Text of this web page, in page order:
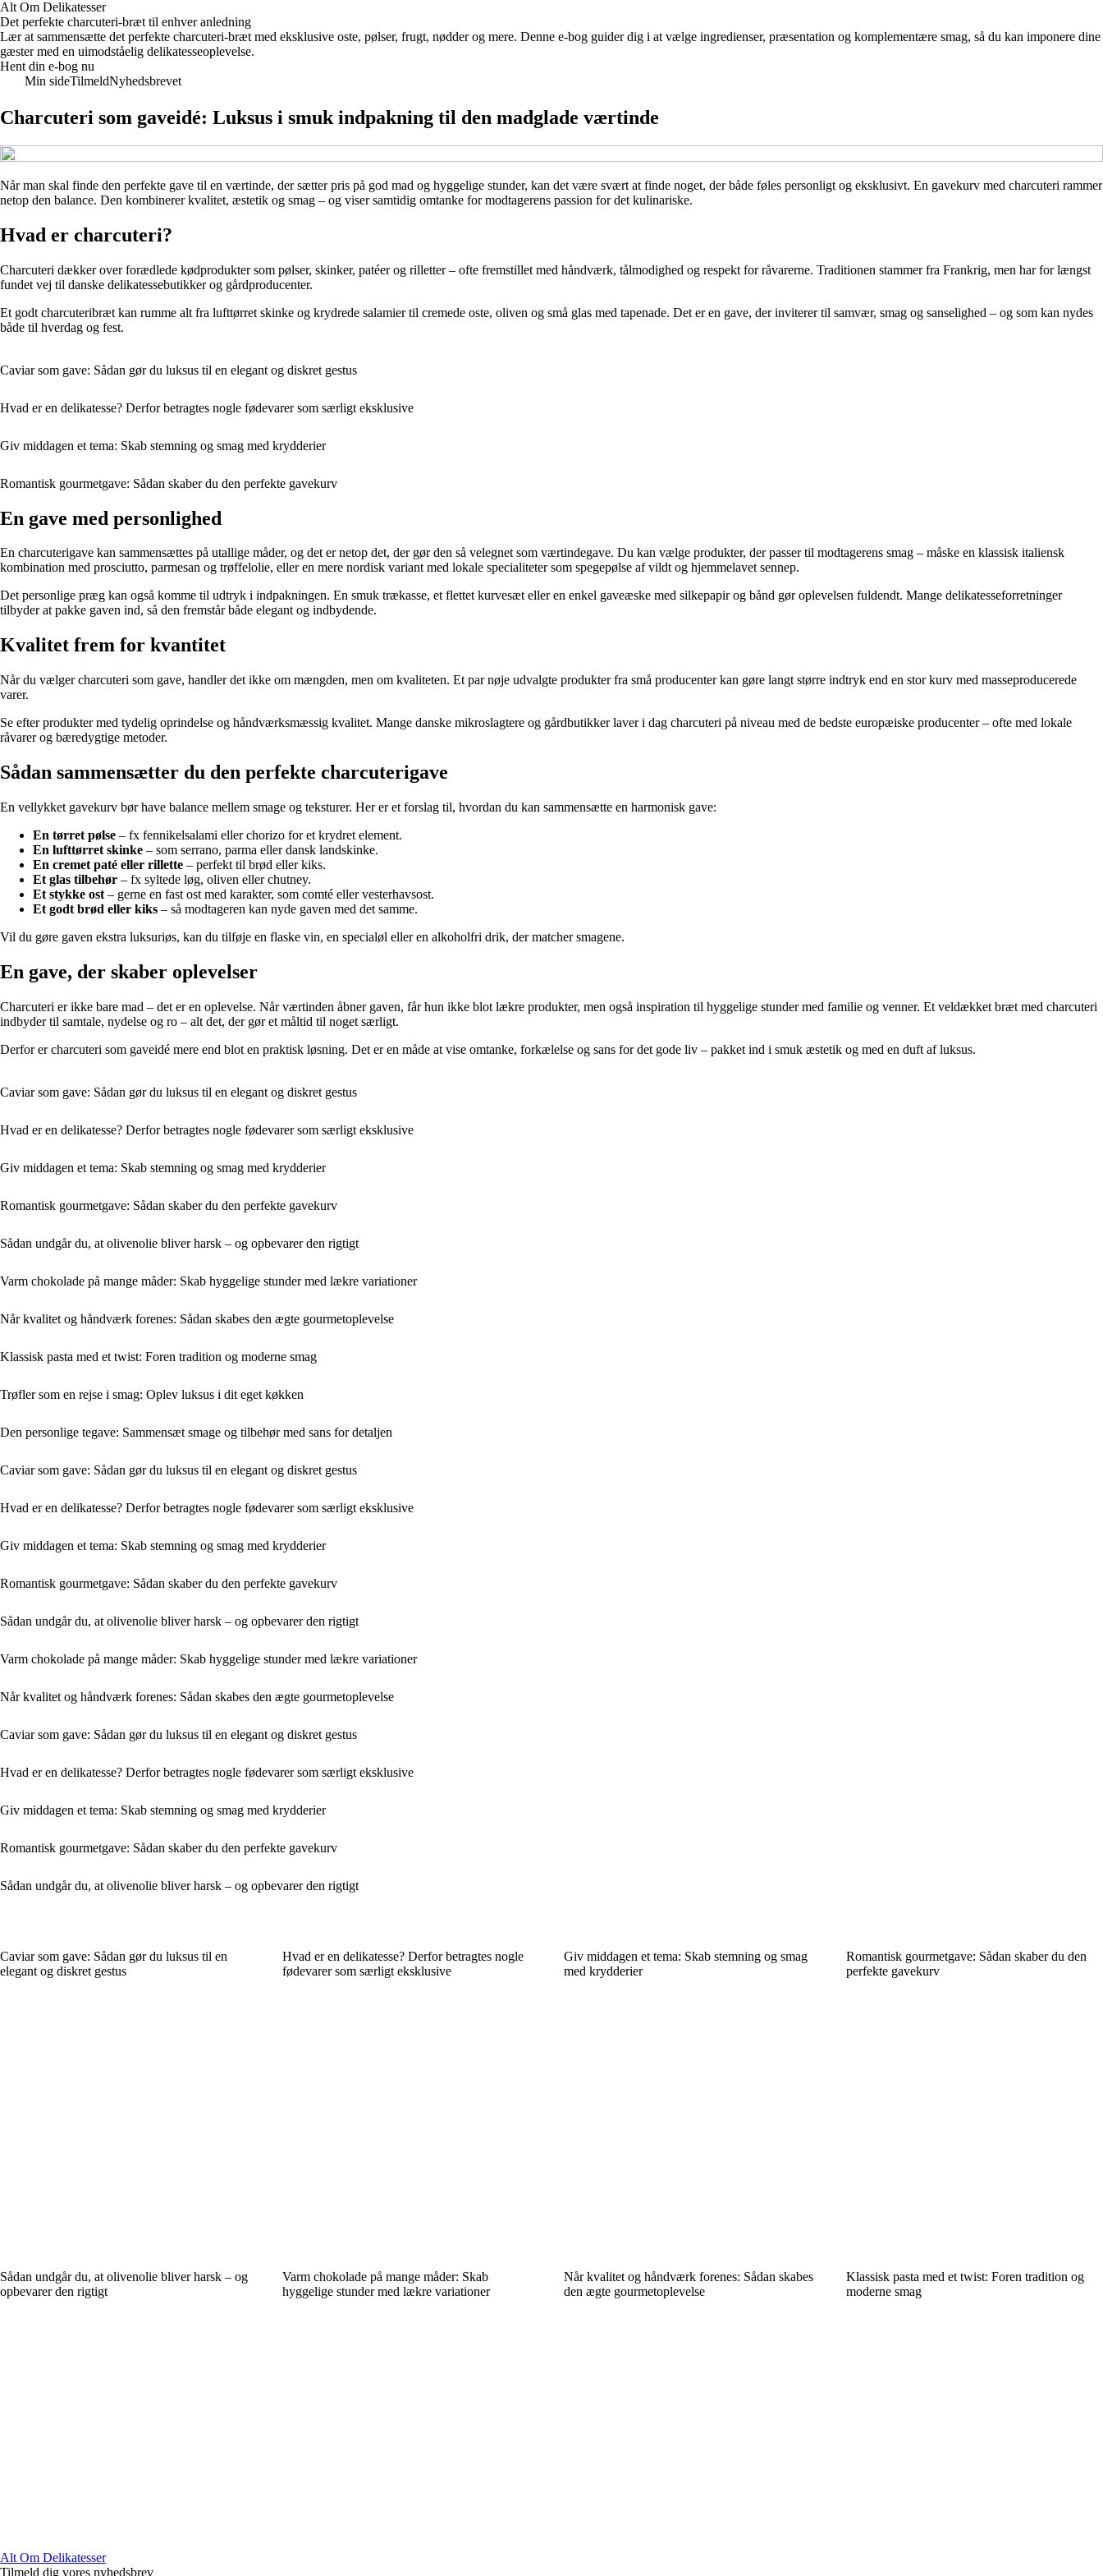
Alt Om Delikatesser
Det perfekte charcuteri-bræt til enhver anledning
Lær at sammensætte det perfekte charcuteri-bræt med eksklusive oste, pølser, frugt, nødder og mere. Denne e-bog guider dig i at vælge ingredienser, præsentation og komplementære smag, så du kan imponere dine
gæster med en uimodståelig delikatesseoplevelse.
Hent din e-bog nu
Min sideTilmeldNyhedsbrevet
Charcuteri som gaveidé: Luksus i smuk indpakning til den madglade værtinde
Når man skal finde den perfekte gave til en værtinde, der sætter pris på god mad og hyggelige stunder, kan det være svært at finde noget, der både føles personligt og eksklusivt. En gavekurv med charcuteri rammer
netop den balance. Den kombinerer kvalitet, æstetik og smag – og viser samtidig omtanke for modtagerens passion for det kulinariske.
Hvad er charcuteri?
Charcuteri dækker over forædlede kødprodukter som pølser, skinker, patéer og rilletter – ofte fremstillet med håndværk, tålmodighed og respekt for råvarerne. Traditionen stammer fra Frankrig, men har for længst
fundet vej til danske delikatessebutikker og gårdproducenter.
Et godt charcuteribræt kan rumme alt fra lufttørret skinke og krydrede salamier til cremede oste, oliven og små glas med tapenade. Det er en gave, der inviterer til samvær, smag og sanselighed – og som kan nydes
både til hverdag og fest.
Caviar som gave: Sådan gør du luksus til en elegant og diskret gestus
Hvad er en delikatesse? Derfor betragtes nogle fødevarer som særligt eksklusive
Giv middagen et tema: Skab stemning og smag med krydderier
Romantisk gourmetgave: Sådan skaber du den perfekte gavekurv
En gave med personlighed
En charcuterigave kan sammensættes på utallige måder, og det er netop det, der gør den så velegnet som værtindegave. Du kan vælge produkter, der passer til modtagerens smag – måske en klassisk italiensk
kombination med prosciutto, parmesan og trøffelolie, eller en mere nordisk variant med lokale specialiteter som spegepølse af vildt og hjemmelavet sennep.
Det personlige præg kan også komme til udtryk i indpakningen. En smuk trækasse, et flettet kurvesæt eller en enkel gaveæske med silkepapir og bånd gør oplevelsen fuldendt. Mange delikatesseforretninger
tilbyder at pakke gaven ind, så den fremstår både elegant og indbydende.
Kvalitet frem for kvantitet
Når du vælger charcuteri som gave, handler det ikke om mængden, men om kvaliteten. Et par nøje udvalgte produkter fra små producenter kan gøre langt større indtryk end en stor kurv med masseproducerede
varer.
Se efter produkter med tydelig oprindelse og håndværksmæssig kvalitet. Mange danske mikroslagtere og gårdbutikker laver i dag charcuteri på niveau med de bedste europæiske producenter – ofte med lokale
råvarer og bæredygtige metoder.
Sådan sammensætter du den perfekte charcuterigave
En vellykket gavekurv bør have balance mellem smage og teksturer. Her er et forslag til, hvordan du kan sammensætte en harmonisk gave:
En tørret pølse – fx fennikelsalami eller chorizo for et krydret element.
En lufttørret skinke – som serrano, parma eller dansk landskinke.
En cremet paté eller rillette – perfekt til brød eller kiks.
Et glas tilbehør – fx syltede løg, oliven eller chutney.
Et stykke ost – gerne en fast ost med karakter, som comté eller vesterhavsost.
Et godt brød eller kiks – så modtageren kan nyde gaven med det samme.
Vil du gøre gaven ekstra luksuriøs, kan du tilføje en flaske vin, en specialøl eller en alkoholfri drik, der matcher smagene.
En gave, der skaber oplevelser
Charcuteri er ikke bare mad – det er en oplevelse. Når værtinden åbner gaven, får hun ikke blot lækre produkter, men også inspiration til hyggelige stunder med familie og venner. Et veldækket bræt med charcuteri
indbyder til samtale, nydelse og ro – alt det, der gør et måltid til noget særligt.
Derfor er charcuteri som gaveidé mere end blot en praktisk løsning. Det er en måde at vise omtanke, forkælelse og sans for det gode liv – pakket ind i smuk æstetik og med en duft af luksus.
Caviar som gave: Sådan gør du luksus til en elegant og diskret gestus
Hvad er en delikatesse? Derfor betragtes nogle fødevarer som særligt eksklusive
Giv middagen et tema: Skab stemning og smag med krydderier
Romantisk gourmetgave: Sådan skaber du den perfekte gavekurv
Sådan undgår du, at olivenolie bliver harsk – og opbevarer den rigtigt
Varm chokolade på mange måder: Skab hyggelige stunder med lækre variationer
Når kvalitet og håndværk forenes: Sådan skabes den ægte gourmetoplevelse
Klassisk pasta med et twist: Foren tradition og moderne smag
Trøfler som en rejse i smag: Oplev luksus i dit eget køkken
Den personlige tegave: Sammensæt smage og tilbehør med sans for detaljen
Caviar som gave: Sådan gør du luksus til en elegant og diskret gestus
Hvad er en delikatesse? Derfor betragtes nogle fødevarer som særligt eksklusive
Giv middagen et tema: Skab stemning og smag med krydderier
Romantisk gourmetgave: Sådan skaber du den perfekte gavekurv
Sådan undgår du, at olivenolie bliver harsk – og opbevarer den rigtigt
Varm chokolade på mange måder: Skab hyggelige stunder med lækre variationer
Når kvalitet og håndværk forenes: Sådan skabes den ægte gourmetoplevelse
Caviar som gave: Sådan gør du luksus til en elegant og diskret gestus
Hvad er en delikatesse? Derfor betragtes nogle fødevarer som særligt eksklusive
Giv middagen et tema: Skab stemning og smag med krydderier
Romantisk gourmetgave: Sådan skaber du den perfekte gavekurv
Sådan undgår du, at olivenolie bliver harsk – og opbevarer den rigtigt
Caviar som gave: Sådan gør du luksus til en
elegant og diskret gestus
Hvad er en delikatesse? Derfor betragtes nogle
fødevarer som særligt eksklusive
Giv middagen et tema: Skab stemning og smag
med krydderier
Romantisk gourmetgave: Sådan skaber du den
perfekte gavekurv
Sådan undgår du, at olivenolie bliver harsk – og
opbevarer den rigtigt
Varm chokolade på mange måder: Skab
hyggelige stunder med lækre variationer
Når kvalitet og håndværk forenes: Sådan skabes
den ægte gourmetoplevelse
Klassisk pasta med et twist: Foren tradition og
moderne smag
Alt Om Delikatesser
Tilmeld dig vores nyhedsbrev